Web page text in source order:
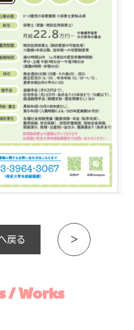
戻る ＞
/ Works